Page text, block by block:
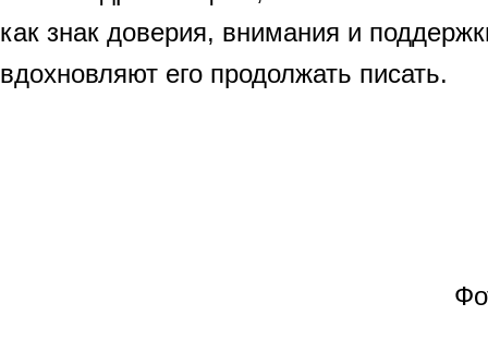
как знак доверия, внимания и
вдохновляют его продолжать писать.